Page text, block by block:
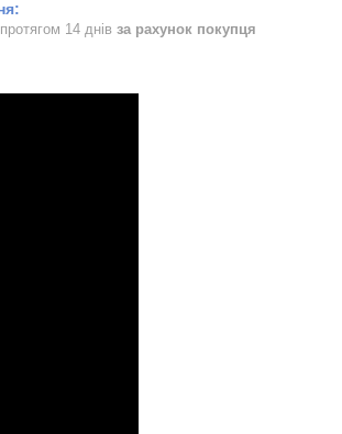
14 днів за рахунок покупця